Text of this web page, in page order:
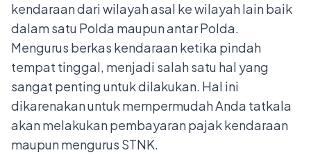
kendaraan dari wilayah asal ke wilayah lain baik
dalam satu Polda maupun antar Polda.
Mengurus berkas kendaraan ketika pindah
tempat tinggal, menjadi salah satu hal yang
sangat penting untuk dilakukan. Hal ini
dikarenakan untuk mempermudah Anda tatkala
akan melakukan pembayaran pajak kendaraan
maupunmengurus STNK.